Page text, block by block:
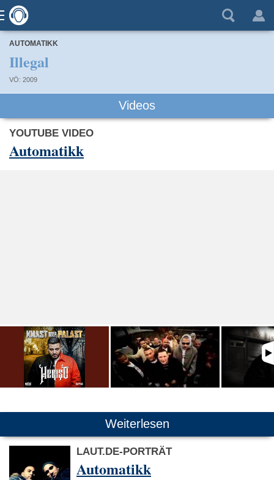
AUTOMATIKK
Illegal
VÖ: 2009
Videos
YOUTUBE VIDEO
Automatikk
Weiterlesen
LAUT.DE-PORTRÄT
Automatikk